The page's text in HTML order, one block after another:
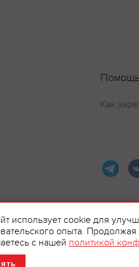
Как
использует cookie для
опыта. Продолжая
с нашей политикой